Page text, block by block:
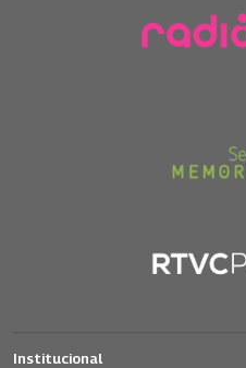
Institucional